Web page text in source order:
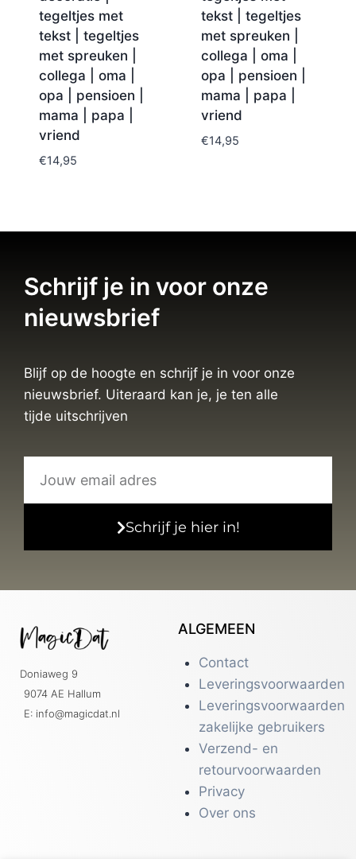
tegeltjes met
tekst | tegeltjes
met spreuken |
collega | oma |
opa | pensioen |
mama | papa |
vriend
€14,95
tekst | tegeltjes
met spreuken |
collega | oma |
opa | pensioen |
mama | papa |
vriend
€14,95
Schrijf je in voor onze
nieuwsbrief
Blijf op de hoogte en schrijf je in voor onze
nieuwsbrief. Uiteraard kan je, je ten alle
tijde uitschrijven
Schrijf je hier in!
Doniaweg 9
9074 AE Hallum
E: info@magicdat.nl
ALGEMEEN
Contact
Leveringsvoorwaarden
Leveringsvoorwaarden
zakelijke gebruikers
Verzend- en
retourvoorwaarden
Privacy
Over ons